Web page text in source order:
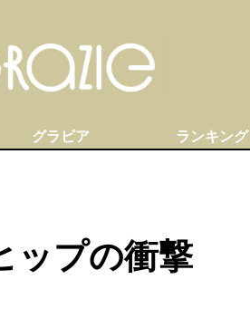
グラビア ランキング
ップの衝撃